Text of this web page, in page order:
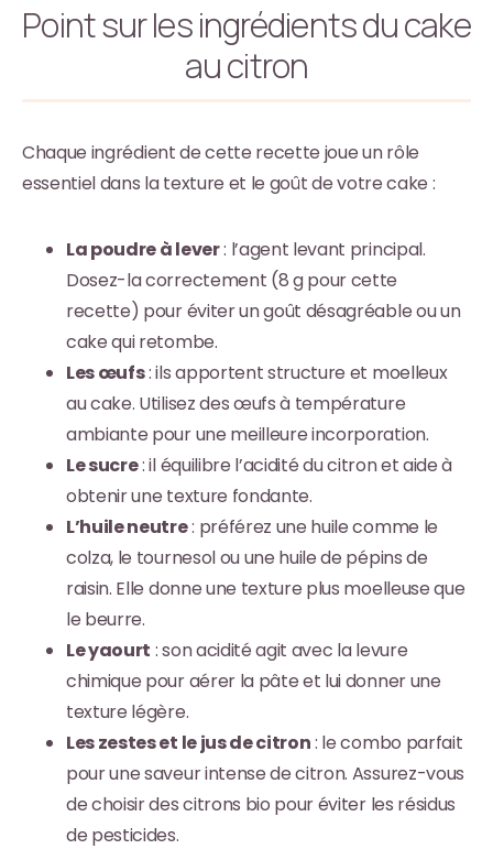
Point sur les ingrédients du cake
au citron
Chaque ingrédient de cette recette joue un rôle
essentiel dans la texture et le goût de votre cake :
La poudre à lever: l’agent levant principal.
Dosez-la correctement (8 g pour cette
recette) pour éviter un goût désagréable ou un
cake qui retombe.
Les œufs: ils apportent structure et moelleux
au cake. Utilisez des œufs à température
ambiante pour une meilleure incorporation.
Le sucre: il équilibre l’acidité du citron et aide à
obtenir une texture fondante.
L’huile neutre: préférez une huile comme le
colza, le tournesol ou une huile de pépins de
raisin. Elle donne une texture plus moelleuse que
le beurre.
Le yaourt : son acidité agit avec la levure
chimique pour aérer la pâte et lui donner une
texture légère.
Les zestes et le jus de citron: le combo parfait
pour une saveur intense de citron. Assurez-vous
de choisir des citrons bio pour éviter les résidus
de pesticides.